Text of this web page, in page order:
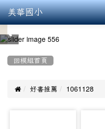
美華國小
回模組首頁
 好書推薦 1061128